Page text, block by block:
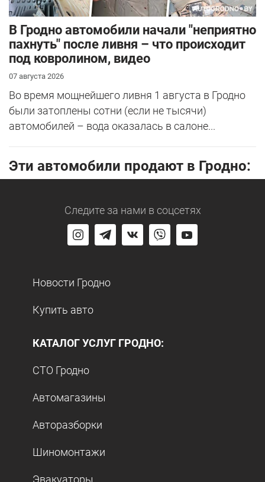
В Гродно автомобили начали "неприятно
пахнуть" после ливня – что происходит
под ковролином, видео
07 августа 2026
Во время мощнейшего ливня 1 августа в Гродно
были затоплены сотни (если не тысячи)
автомобилей – вода оказалась в салоне...
Эти автомобили продают в Гродно:
Следите за нами в соцсетях
Новости Гродно
Купить авто
КАТАЛОГ УСЛУГ ГРОДНО:
СТО Гродно
Автомагазины
Авторазборки
Шиномонтажи